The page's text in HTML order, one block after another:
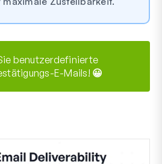
benutzerdefinierte
E-Mails! 😀